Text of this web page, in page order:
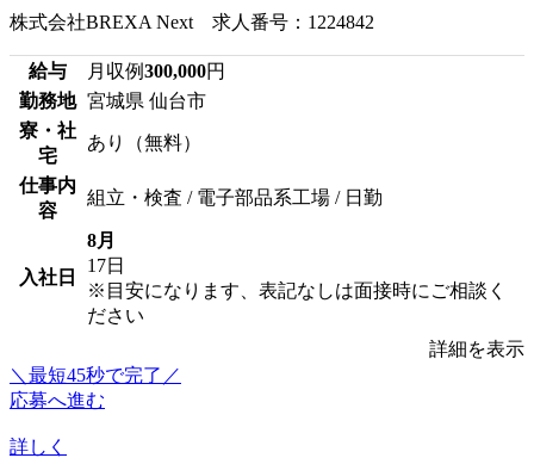
株式会社BREXA Next 求人番号：1224842
給与 月収例300,000円
勤務地 宮城県 仙台市
寮・社
宅
あり（無料）
仕事内
容
組立・検査 / 電子部品系工場 / 日勤
入社日
8月
17日
※目安になります、表記なしは面接時にご相談く
ださい
詳細を表示
＼最短45秒で完了／
応募へ進む
詳しく